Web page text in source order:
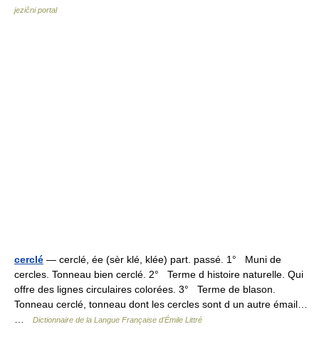
jezični portal
cerclé — cerclé, ée (sèr klé, klée) part. passé. 1° Muni de
cercles. Tonneau bien cerclé. 2° Terme d histoire naturelle. Qui
offre des lignes circulaires colorées. 3° Terme de blason.
Tonneau cerclé, tonneau dont les cercles sont d un autre émail…
Dictionnaire de la Langue Française d'Émile Littré